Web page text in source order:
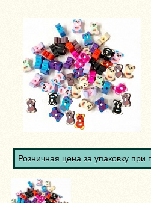
Розничная цена за упаковку при